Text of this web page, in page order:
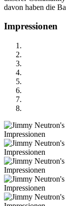
davon haben die
Impressionen